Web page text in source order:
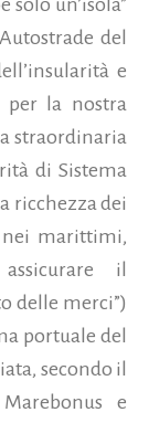
solo un’isola”
del
e
per la nostra
straordinaria
di Sistema
ricchezza dei
marittimi,
il
delle merci”)
portuale del
secondo il
e